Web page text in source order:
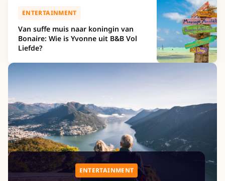
ENTERTAINMENT
Van suffe muis naar koningin van
Bonaire: Wie is Yvonne uit B&B Vol
Liefde?
ENTERTAINMENT